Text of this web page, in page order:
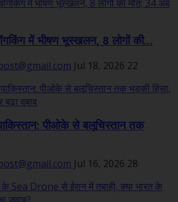
में भीषण भूस्खलन, 8 लोगों की...
Jul 18, 2026 22
पीओके से बलूचिस्तान तक
Jul 16, 2026 28